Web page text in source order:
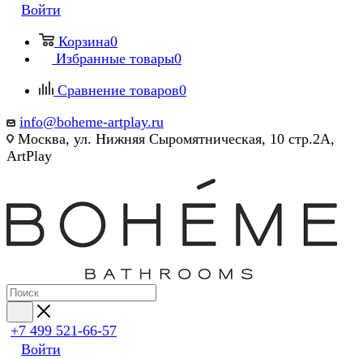
Войти
Корзина0
Избранные товары0
Сравнение товаров0
info@boheme-artplay.ru
Москва, ул. Нижняя Сыромятническая, 10 стр.2А,
ArtPlay
+7 499 521-66-57
Войти